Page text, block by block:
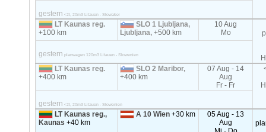
gestern <2t, 20m3 Litauen - Slowakei
LT Kaunas reg.
+100 km
SLO 1 Ljubljana,
Ljubljana,+500 km
10 Aug
Mo
gestern planwagen 120m3 Litauen - Slowenien
LT Kaunas reg.
+400 km
SLO 2 Maribor,
+400 km
07 Aug - 14
Aug
Fr - Fr
gestern <2t, 20m3 Litauen - Slowenien
LT Kaunas reg.,
Kaunas+40 km
A 10 Wien+30 km
05 Aug - 13
Aug